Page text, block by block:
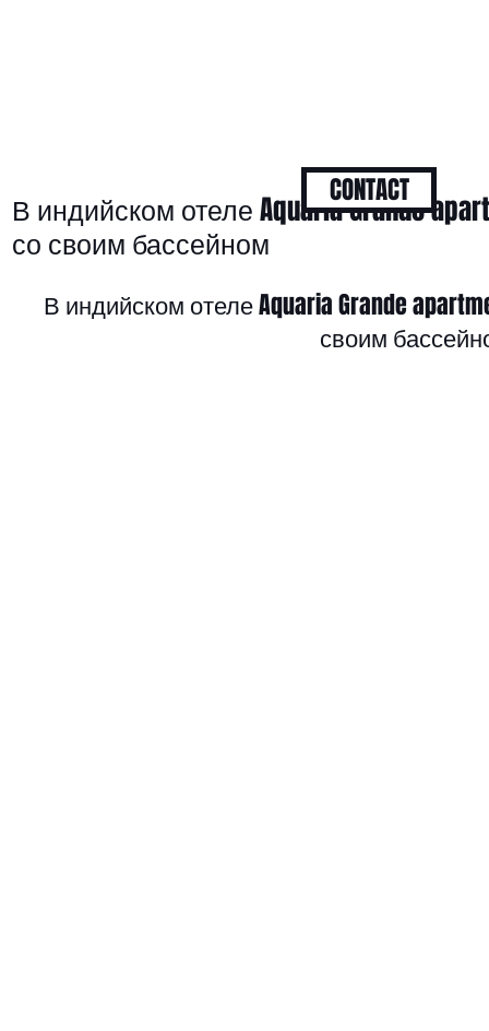
В индийском отеле Aquaria Grande
со своим бассейном
В индийском отеле Aquaria Grande
своим
CONTACT